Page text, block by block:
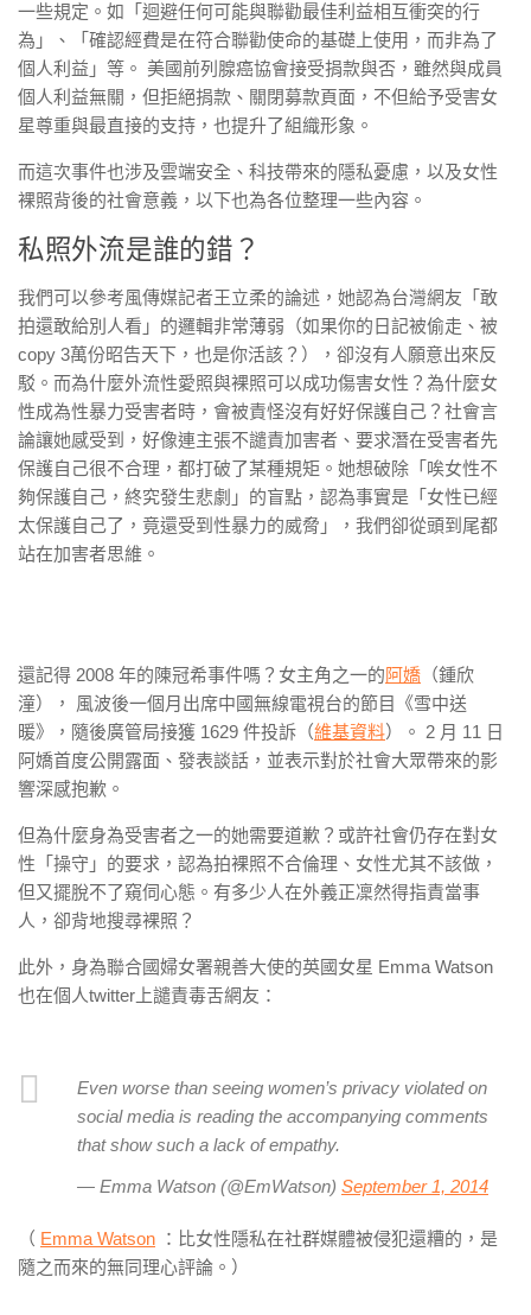
一些規定。如「迴避任何可能與聯勸最佳利益相互衝突的行
為」、「確認經費是在符合聯勸使命的基礎上使用，而非為了
個人利益」等。 美國前列腺癌協會接受捐款與否，雖然與成員
個人利益無關，但拒絕捐款、關閉募款頁面，不但給予受害女
星尊重與最直接的支持，也提升了組織形象。
而這次事件也涉及雲端安全、科技帶來的隱私憂慮，以及女性
裸照背後的社會意義，以下也為各位整理一些內容。
私照外流是誰的錯？
我們可以參考風傳媒記者王立柔的論述，她認為台灣網友「敢
拍還敢給別人看」的邏輯非常薄弱（如果你的日記被偷走、被
copy 3萬份昭告天下，也是你活該？），卻沒有人願意出來反
駁。而為什麼外流性愛照與裸照可以成功傷害女性？為什麼女
性成為性暴力受害者時，會被責怪沒有好好保護自己？社會言
論讓她感受到，好像連主張不譴責加害者、要求潛在受害者先
保護自己很不合理，都打破了某種規矩。她想破除「唉女性不
夠保護自己，終究發生悲劇」的盲點，認為事實是「女性已經
太保護自己了，竟還受到性暴力的威脅」，我們卻從頭到尾都
站在加害者思維。
還記得 2008 年的陳冠希事件嗎？女主角之一的阿嬌 （鍾欣
潼）， 風波後一個月出席中國無線電視台的節目《雪中送
暖》，隨後廣管局接獲 1629 件投訴（維基資料）。 2 月 11 日
阿嬌首度公開露面、發表談話，並表示對於社會大眾帶來的影
響深感抱歉。
但為什麼身為受害者之一的她需要道歉？或許社會仍存在對女
性「操守」的要求，認為拍裸照不合倫理、女性尤其不該做，
但又擺脫不了窺伺心態。有多少人在外義正凜然得指責當事
人，卻背地搜尋裸照？
此外，身為聯合國婦女署親善大使的英國女星 Emma Watson
也在個人twitter上譴責毒舌網友：
Even worse than seeing women’s privacy violated on
social media is reading the accompanying comments
that show such a lack of empathy.
— Emma Watson (@EmWatson) September 1, 2014
（ Emma Watson ：比女性隱私在社群媒體被侵犯還糟的，是
隨之而來的無同理心評論。）